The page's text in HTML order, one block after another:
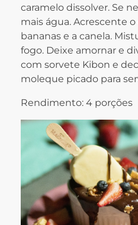
caramelo dissolver. Se
mais água. Acrescente
bananas e a canela.
fogo. Deixe amornar e
com sorvete Kibon e
moleque picado para
Rendimento: 4 porções